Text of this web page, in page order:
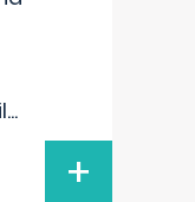
...
+